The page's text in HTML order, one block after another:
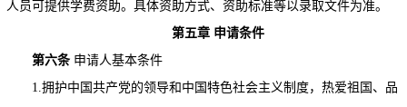
人员可提供学费资助。具体资助方式、资助标准等以录取文件为准。
第五章 申请条件
第六条申请人基本条件
1.拥护中国共产党的领导和中国特色社会主义制度，热爱祖国、品